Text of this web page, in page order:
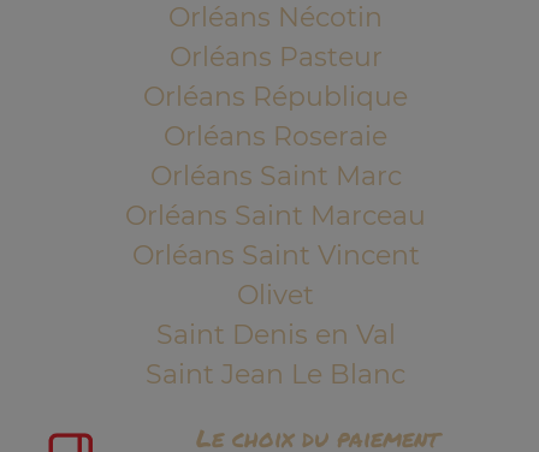
Orléans Nécotin
Orléans Pasteur
Orléans République
Orléans Roseraie
Orléans Saint Marc
Orléans Saint Marceau
Orléans Saint Vincent
Olivet
Saint Denis en Val
Saint Jean Le Blanc
Le choix du paiement